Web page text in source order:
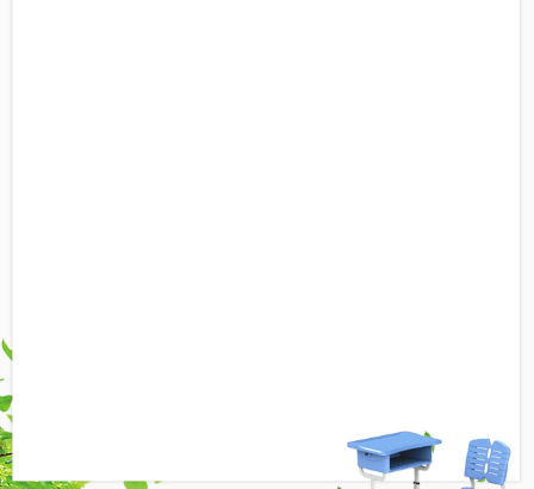
脚垫实心加厚，钢板螺丝加固形成牢固耐磨
铁三角，且设有防滑凸条